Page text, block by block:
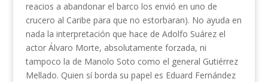
reacios a abandonar el barco los envió en uno de
crucero al Caribe para que no estorbaran). No ayuda en
nada la interpretación que hace de Adolfo Suárez el
actor Álvaro Morte, absolutamente forzada, ni
tampoco la de Manolo Soto como el general Gutiérrez
Mellado. Quien sí borda su papel es Eduard Fernández